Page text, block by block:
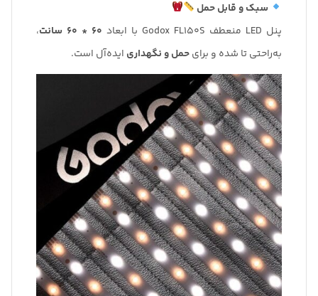
سبک و قابل حمل
پنل LED منعطف Godox FL150S با ابعاد
60 * 60 سانت
،
به‌راحتی تا شده و برایحمل و نگهداری ایده‌آل است.